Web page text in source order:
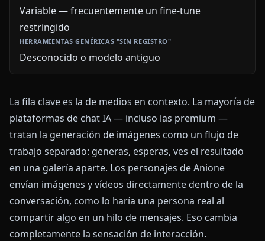
Variable — frecuentemente un fine-tune
restringido
Desconocido o modelo antiguo
La fila clave es la de medios en contexto. La mayoría de
plataformas de chat IA — incluso las premium —
tratan la generación de imágenes como un flujo de
trabajo separado: generas, esperas, ves el resultado
en una galería aparte. Los personajes de Anione
envían imágenes y vídeos directamente dentro de la
conversación, como lo haría una persona real al
compartir algo en un hilo de mensajes. Eso cambia
completamente la sensación de interacción.